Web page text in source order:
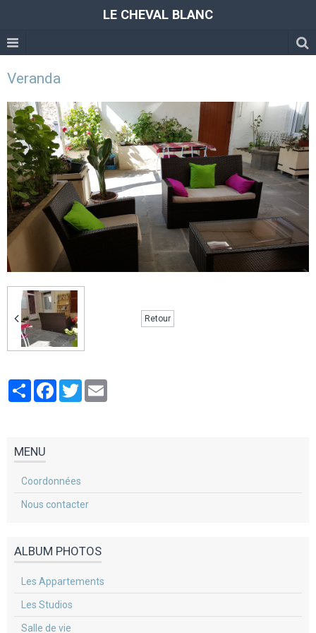
LE CHEVAL BLANC
Veranda
Retour
PartagerFacebook
Twitter
MENU
Coordonnées
Nous contacter
ALBUM PHOTOS
Les Appartements
Les Studios
Salle de vie